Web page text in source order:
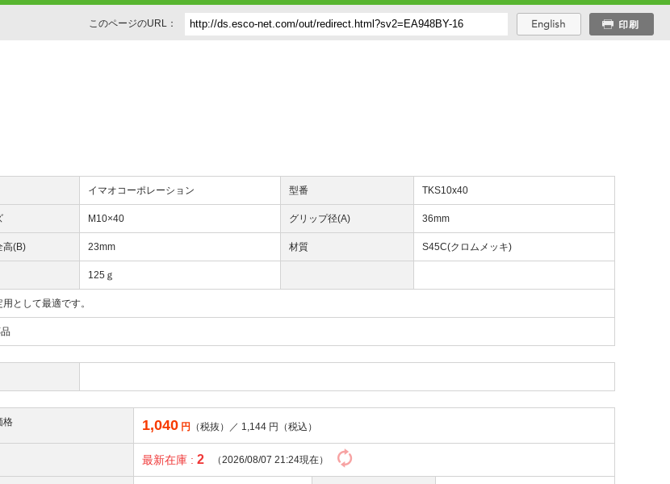
このページのURL：
イマオコーポレーション 型番 TKS10x40
M10×40 グリップ径(A) 36mm
高(B) 23mm 材質 S45C(クロムメッキ)
125ｇ
として最適です。
格 1,040 円 （税抜）／ 1,144 円（税込）
最新在庫 :2 （2026/08/07 21:24現在）